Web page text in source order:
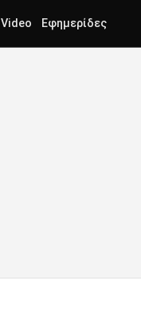
Video Εφημερίδες